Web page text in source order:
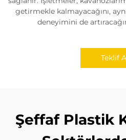
getirmekle kalmayacağını,
deneyimini de
Teklif
Şeffaf Plastik